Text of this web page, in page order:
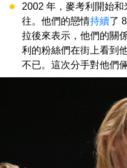
2002 年，麥考利開始
往。他們的戀情持續了
拉後來表示，他們的關
利的粉絲們在街上看到
不已。這次分手對他們